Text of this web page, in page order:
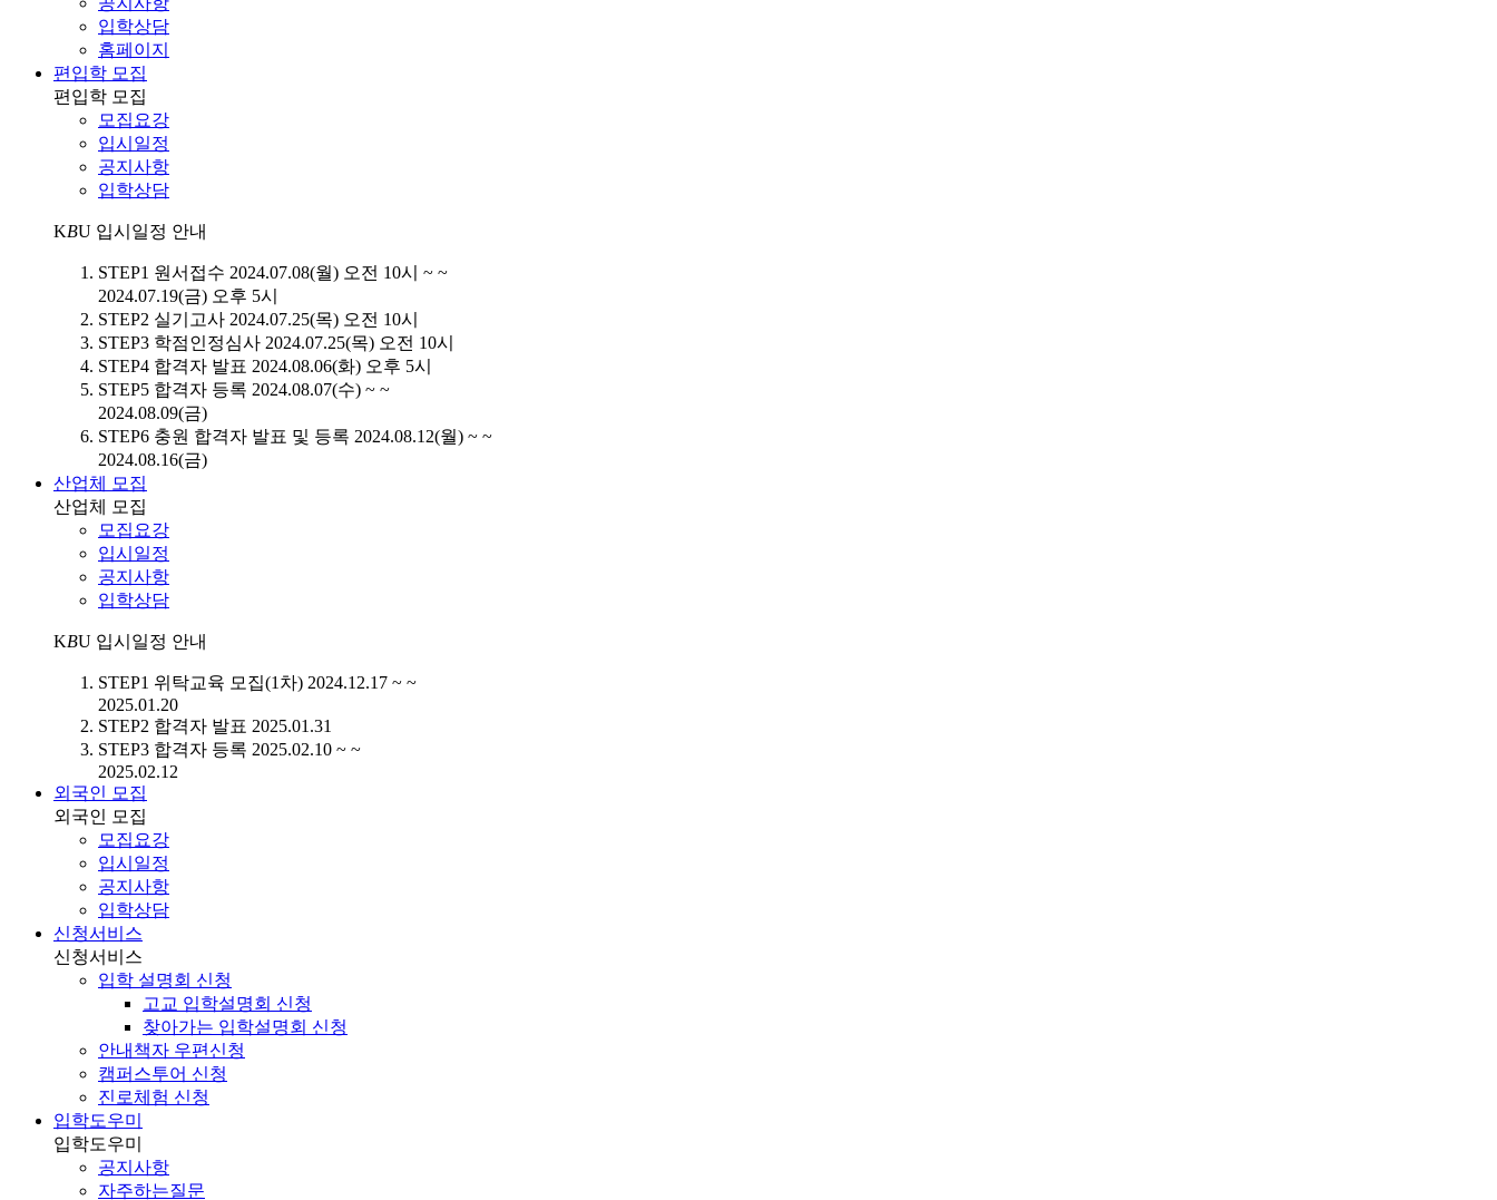
입학상담
홈페이지
편입학 모집
편입학 모집
모집요강
입시일정
공지사항
입학상담
KBU 입시일정 안내
STEP1 원서접수 2024.07.08(월) 오전 10시 ~ ~
2024.07.19(금) 오후 5시
STEP2 실기고사 2024.07.25(목) 오전 10시
STEP3 학점인정심사 2024.07.25(목) 오전 10시
STEP4 합격자 발표 2024.08.06(화) 오후 5시
STEP5 합격자 등록 2024.08.07(수) ~ ~
2024.08.09(금)
STEP6 충원 합격자 발표 및 등록 2024.08.12(월) ~ ~
2024.08.16(금)
산업체 모집
산업체 모집
모집요강
입시일정
공지사항
입학상담
KBU 입시일정 안내
STEP1 위탁교육 모집(1차) 2024.12.17 ~ ~
2025.01.20
STEP2 합격자 발표 2025.01.31
STEP3 합격자 등록 2025.02.10 ~ ~
2025.02.12
외국인 모집
외국인 모집
모집요강
입시일정
공지사항
입학상담
신청서비스
신청서비스
입학 설명회 신청
고교 입학설명회 신청
찾아가는 입학설명회 신청
안내책자 우편신청
캠퍼스투어 신청
진로체험 신청
입학도우미
입학도우미
공지사항
자주하는질문